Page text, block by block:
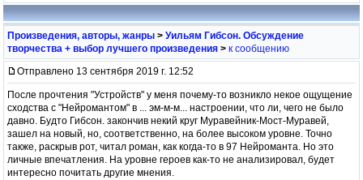
Произведения, авторы, жанры > Уильям Гибсон. Обсуждение
творчества + выбор лучшего произведения > к сообщению
Отправлено 13 сентября 2019 г. 12:52
После прочтения "Устройств" у меня почему-то возникло некое ощущение
сходства с "Нейромантом" в ... эм-м-м... настроении, что ли, чего не было
давно. Будто Гибсон. закончив некий круг Муравейник-Мост-Муравей,
зашел на новый, но, соответственно, на более высоком уровне. Точно
также, раскрыв рот, читал роман, как когда-то в 97 Нейроманта. Но это
личные впечатления. На уровне героев как-то не анализировал, будет
интересно почитать другие мнения.